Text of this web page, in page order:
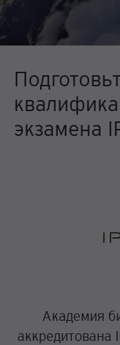
экзамена
Академия
аккредитована